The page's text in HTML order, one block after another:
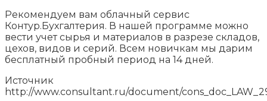
Рекомендуем вам облачный сервис
Контур.Бухгалтерия. В нашей программе можно
вести учет сырья и материалов в разрезе складов,
цехов, видов и серий. Всем новичкам мы дарим
бесплатный пробный период на 14 дней.
Источник
http://www.consultant.ru/document/